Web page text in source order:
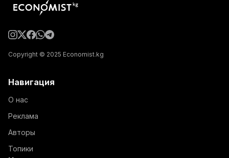
Copyright © 2025 Economist.kg
Навигация
О нас
Реклама
Авторы
Топики